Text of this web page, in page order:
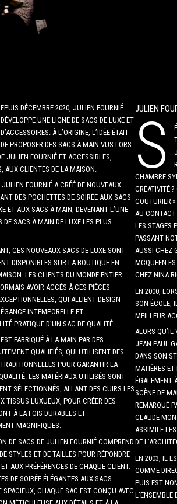
EPUIS DÉCEMBRE 2020, JULIEN FOURNIÉ
DÉVELOPPE UNE LIGNE DE SACS DE LUXE ET
D’ACCESSOIRES. À L’ORIGINE, L’IDÉE ÉTAIT
DE PROPOSER DES SACS À MAIN VUS LORS
JULIEN FOURNIÉ ET ACCESSIBLES,
AUX CLIENTES DE LA MAISON.
FOURNIÉ A CRÉÉ DE NOUVEAUX
DES POCHETTES DE SOIRÉE AUX SACS
ET AUX SACS À MAIN, DEVENANT L’UNE
DE SACS À MAIN DE LUXE LES PLUS
CES NOUVEAUX SACS DE LUXE SONT
DISPONIBLES SUR LA BOUTIQUE EN
LES CLIENTS DU MONDE ENTIER
AVOIR ACCÈS À CES PIÈCES
QUI ALLIENT DESIGN
INTEMPORELLE ET
PRATIQUE D’UN SAC DE QUALITÉ.
FABRIQUÉ À LA MAIN PAR DES
QUALIFIÉS, QUI UTILISENT DES
POUR GARANTIR LA
LES MATÉRIAUX UTILISÉS SONT
SÉLECTIONNÉS, ALLANT DES CUIRS LES
TISSUS LUXUEUX, POUR CRÉER DES
À LA FOIS DURABLES ET
MAGNIFIQUES.
DE SACS DE JULIEN FOURNIÉ COMPREND
STYLES ET DE TAILLES POUR RÉPONDRE
AUX PRÉFÉRENCES DE CHAQUE CLIENT.
DE SOIRÉE ÉLÉGANTES AUX SACS
SPACIEUX, CHAQUE SAC EST CONÇU AVEC
JULIEN
S
CHAMBRE
CRÉATIVITÉ
COUTURIER »
AU
LES STAGES
PASSANT
AUSSI CHEZ
MCQUEEN
CHEZ NINA
EN 2000,
SON ÉCOLE,
MEILLEUR
ALORS QU’IL
JEAN PAUL
DANS SON
MATIÈRES ET
ÉGALEMENT
SCÈNE DE
REMARQUÉ
CLAUDE
ASSIMILE
DE
EN 2003, IL
COMME
PUIS EST
L’ENSEMBLE